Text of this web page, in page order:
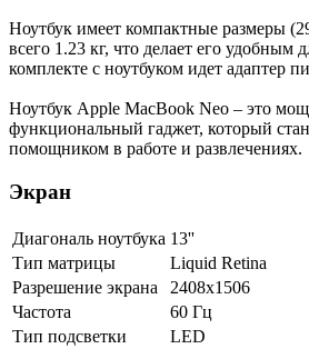
Ноутбук имеет компактные размеры
всего 1.23 кг, что делает его удобным
комплекте с ноутбуком идет адаптер
Ноутбук Apple MacBook Neo – это
функциональный гаджет, который
помощником в работе и развлечениях.
Экран
Диагональ ноутбука 13''
Тип матрицы
Liquid Retina
Разрешение экрана
2408x1506
Частота
60 Гц
Тип подсветки
LED